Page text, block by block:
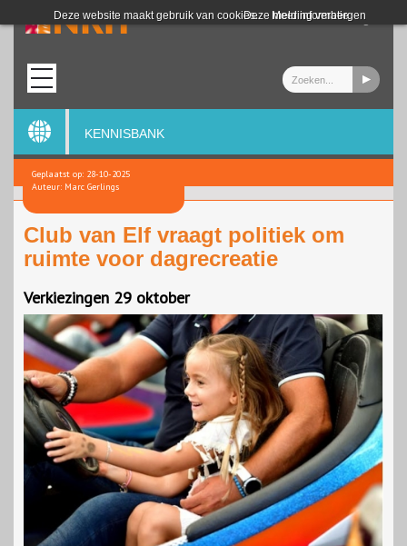
Deze website maakt gebruik van cookies. Meer informatie
Deze melding verbergen
Login
KENNISBANK
Geplaatst op: 28-10-2025
Auteur: Marc Gerlings
Club van Elf vraagt politiek om
ruimte voor dagrecreatie
Verkiezingen 29 oktober